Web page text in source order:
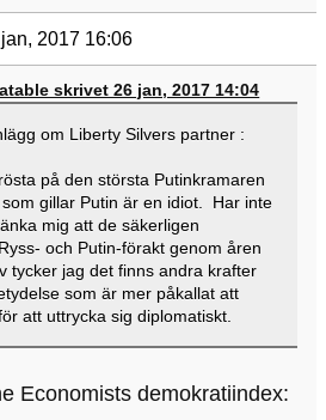
2017 16:06
skrivet 26 jan, 2017 14:04
om Liberty Silvers partner :
på den största Putinkramaren
gillar Putin är en idiot. Har inte
mig att de säkerligen
och Putin-förakt genom åren
tycker jag det finns andra krafter
som är mer påkallat att
att uttrycka sig diplomatiskt.
Economists demokratiindex: